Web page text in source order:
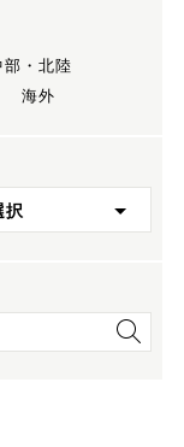
部・北陸
海外
択